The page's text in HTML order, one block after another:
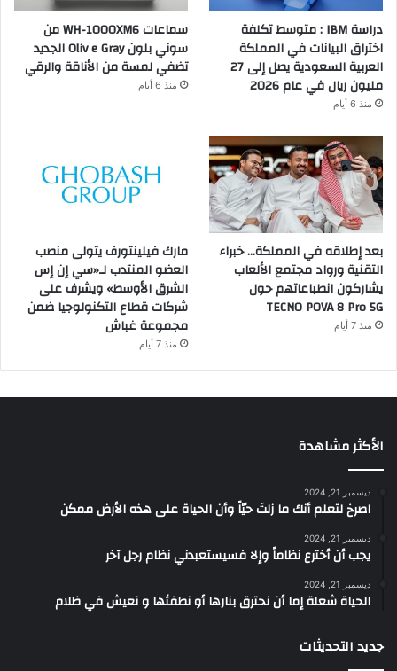
دراسة IBM : متوسط تكلفة
اختراق البيانات في المملكة
العربية السعودية يصل إلى 27
مليون ريال في عام 2026
منذ 6 أيام
سماعات WH-1000XM6 من
سوني بلون Oliv e Gray الجديد
تضفي لمسة من الأناقة والرقي
منذ 6 أيام
بعد إطلاقه في المملكة… خبراء
التقنية ورواد مجتمع الألعاب
يشاركون انطباعاتهم حول
TECNO POVA 8 Pro 5G
منذ 7 أيام
مارك فيلينتورف يتولى منصب
العضو المنتدب لـ«سي إن إس
الشرق الأوسط» ويشرف على
شركات قطاع التكنولوجيا ضمن
مجموعة غباش
منذ 7 أيام
الأكثر مشاهدة
ديسمبر 21, 2024
‫اصرخ لتعلم أنك ما زلتَ حيّاً وأن الحياة على هذه الأرض ممكن
ديسمبر 21, 2024
يجب أن أخترع نظاماً وإلا فسيستعبدني نظام رجل آخر
ديسمبر 21, 2024
الحياة شعلة إما أن نحترق بنارها أو نطفئها و نعيش في ظلام
جديد التحديثات